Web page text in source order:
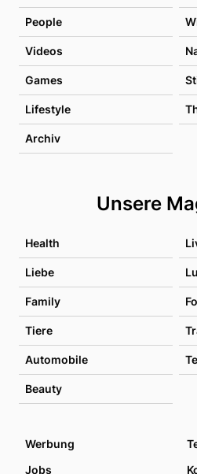
People
Videos
Games
Lifestyle
Archiv
Unsere
Health
Liebe
Family
Tiere
Automobile
Beauty
Werbung
Jobs